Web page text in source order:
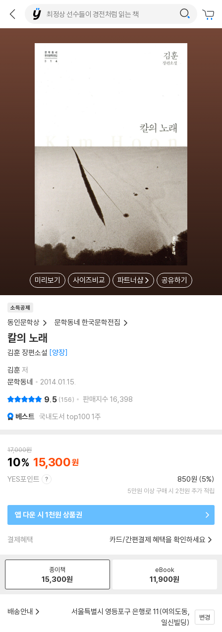
미리보기 사이즈비교 파트너샵 공유하기
소득공제
동인문학상 문학동네 한국문학전집
칼의 노래
김훈 장편소설 양장
김훈 저
문학동네
2014.01.15.
9.5 156 판매지수 16,398
베스트 국내도서 top100 1주
17,000원
10 15,300
YES포인트 850원 (5%)
5만원 이상 구매 시 2천원 추가 적립
앱 다운 시 1천원 상품권
결제혜택 카드/간편결제 혜택을 확인하세요
종이책
15,300원
eBook
11,900원
배송안내
서울특별시 영등포구 은행로 11(여의도동,
일신빌딩)
변경